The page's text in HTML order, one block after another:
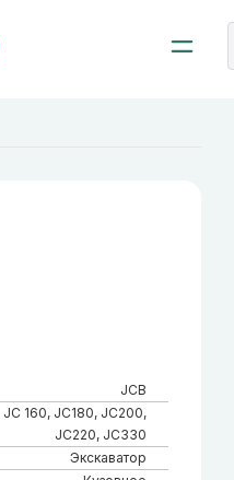
JCB
JC 160, JC180, JC200,
JC220, JC330
Экскаватор